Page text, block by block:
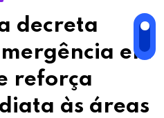
decreta
em
reforça
às áreas